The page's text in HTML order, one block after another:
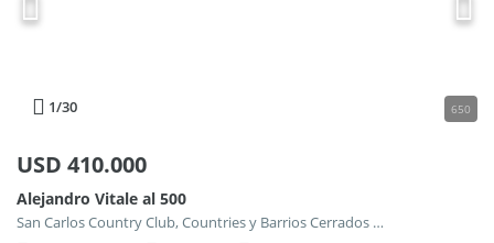
1/30 650
USD 410.000
Alejandro Vitale al 500
San Carlos Country Club, Countries y Barrios Cerrados en Malvinas Argentinas